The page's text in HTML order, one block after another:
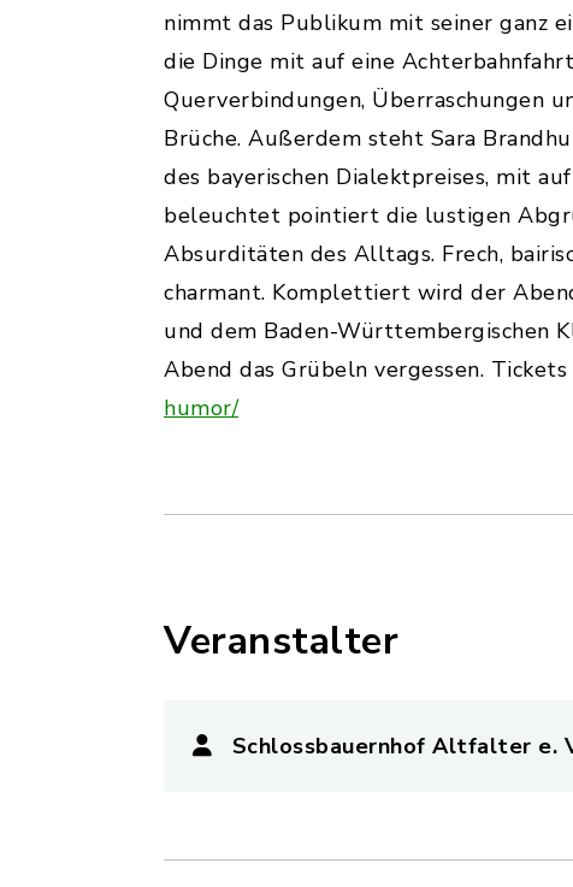
nimmt das Publikum mit seiner ganz
die Dinge mit auf eine
Querverbindungen, Überraschungen
Brüche. Außerdem steht Sara
des bayerischen Dialektpreises, mit
beleuchtet pointiert die lustigen
Absurditäten des Alltags. Frech,
charmant. Komplettiert wird der
und dem Baden-Württembergischen
Abend das Grübeln vergessen.
humor/
Veranstalter
Schlossbauernhof Altfalter e.